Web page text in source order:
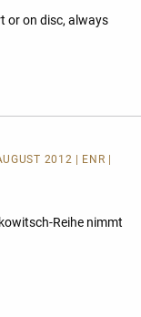
or on disc, always
2012 | ENR |
Reihe nimmt